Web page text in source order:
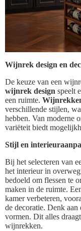
Wijnrek design en
De keuze van een
wijnrek design speelt
een ruimte.
verschillende stijlen,
hebben. Van moderne
variëteit biedt
Stijl en
Bij het selecteren van
het interieur in
bedoeld om flessen te
maken in de ruimte.
kamer verbeteren,
de decoratie. Denk
vormen. Dit alles
wijnrekken.